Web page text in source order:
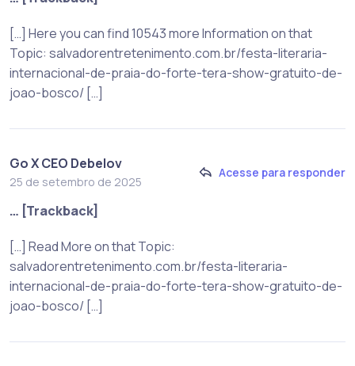
[…] Here you can find 10543 more Information on that
Topic: salvadorentretenimento.com.br/festa-literaria-
internacional-de-praia-do-forte-tera-show-gratuito-de-
joao-bosco/ […]
Go X CEO Debelov
25 de setembro de 2025
Acesse para responder
… [Trackback]
[…] Read More on that Topic:
salvadorentretenimento.com.br/festa-literaria-
internacional-de-praia-do-forte-tera-show-gratuito-de-
joao-bosco/ […]